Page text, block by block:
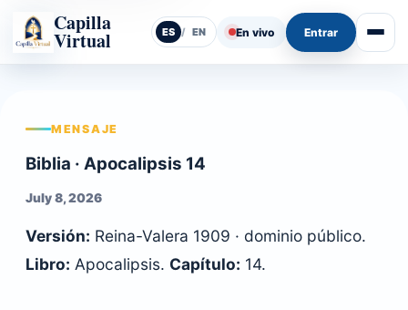
Capilla
Virtual ES / EN En vivo Entrar Abrir
MENSAJE
Biblia · Apocalipsis 14
July 8, 2026
Versión: Reina-Valera 1909 · dominio público.
Libro: Apocalipsis. Capítulo: 14.